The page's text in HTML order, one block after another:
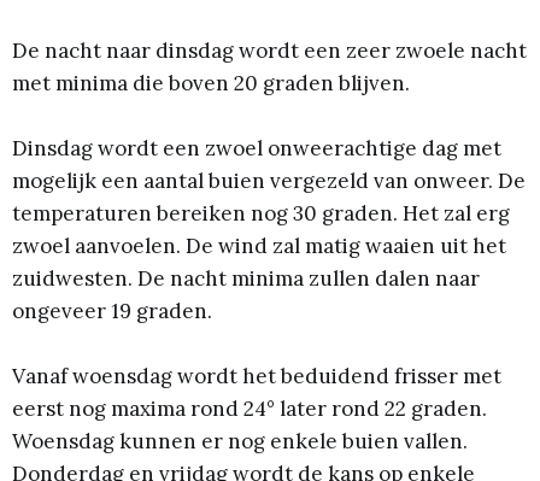
De nacht naar dinsdag wordt een zeer zwoele nacht
met minima die boven 20 graden blijven.
Dinsdag wordt een zwoel onweerachtige dag met
mogelijk een aantal buien vergezeld van onweer. De
temperaturen bereiken nog 30 graden. Het zal erg
zwoel aanvoelen. De wind zal matig waaien uit het
zuidwesten. De nacht minima zullen dalen naar
ongeveer 19 graden.
Vanaf woensdag wordt het beduidend frisser met
eerst nog maxima rond 24° later rond 22 graden.
Woensdag kunnen er nog enkele buien vallen.
Donderdag en vrijdag wordt de kans op enkele